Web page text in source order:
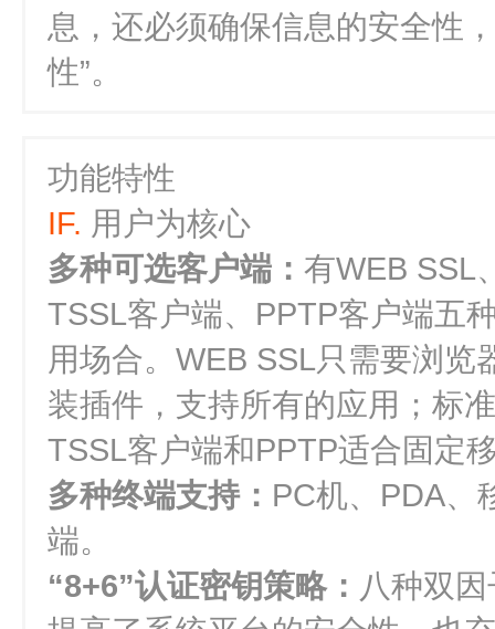
息，还必须确保信息的安全性
性”。
功能特性
IF. 用户为核心
多种可选客户端： 有WEB SSL
TSSL客户端、PPTP客户端五
用场合。WEB SSL只需要浏
装插件，支持所有的应用；标
TSSL客户端和PPTP适合固定
多种终端支持： PC机、PDA、
端。
“8+6”认证密钥策略： 八种双